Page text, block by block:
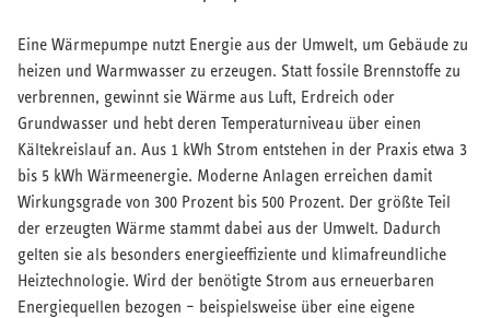
Eine Wärmepumpe nutzt Energie aus der Umwelt, um Gebäude zu
heizen und Warmwasser zu erzeugen. Statt fossile Brennstoffe zu
verbrennen, gewinnt sie Wärme aus Luft, Erdreich oder
Grundwasser und hebt deren Temperaturniveau über einen
Kältekreislauf an. Aus 1 kWh Strom entstehen in der Praxis etwa 3
bis 5 kWh Wärmeenergie. Moderne Anlagen erreichen damit
Wirkungsgrade von 300 Prozent bis 500 Prozent. Der größte Teil
der erzeugten Wärme stammt dabei aus der Umwelt. Dadurch
gelten sie als besonders energieeffiziente und klimafreundliche
Heiztechnologie. Wird der benötigte Strom aus erneuerbaren
Energiequellen bezogen – beispielsweise über eine eigene